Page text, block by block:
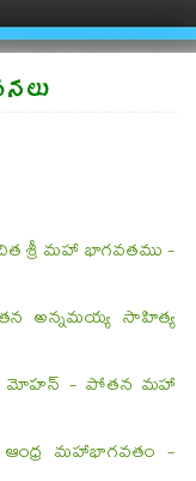
శ్రీ మహా భాగవతము -
అన్నమయ్య సాహిత్య
మోహన్ - పోతన మహా
ఆంధ్ర మహాభాగవతం -